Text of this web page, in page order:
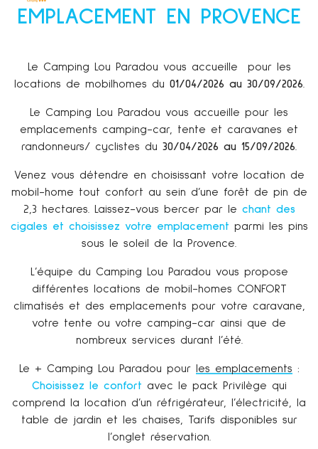
EMPLACEMENT EN PROVENCE
Le Camping Lou Paradou vous accueille pour les
locations de mobilhomes du 01/04/2026 au 30/09/2026
Le Camping Lou Paradou vous accueille pour les
emplacements camping-car, tente et caravanes et
randonneurs/ cyclistes du 30/04/2026 au 15/09/2026
Venez vous détendre en choisissant votre
location de
mobil-home tout confort au sein d’une forêt de pin de
2,3 hectares. Laissez-vous bercer par le chant des
cigales et choisissez votre emplacement parmi les pins
sous le soleil de la Provence.
L’équipe du Camping Lou Paradou vous propose
différentes locations de mobil-homes CONFORT
climatisés et des emplacements pour votre caravane,
votre tente ou votre camping-car ainsi que de
nombreux services durant l’été.
Le + Camping Lou Paradou pour les emplacements :
Choisissez le confort avec le pack Privilège qui
comprend la location d’un réfrigérateur, l’électricité, la
table de jardin et les chaises, Tarifs disponibles sur
l’onglet réservation.